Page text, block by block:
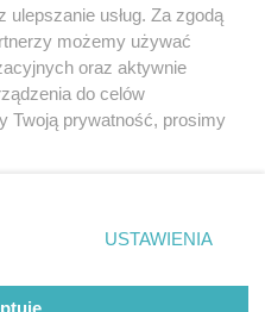
korzystania z portali
Skontakuj sięz nami
Kontakt
Wydawca
Redakcja
ulepszanie usług. Za zgodą
możemy używać
oraz aktywnie
do celów
Twoją prywatność, prosimy
dolnym rogu strony
danych nie wymagają
sprzeciwić się
będą miały
USTAWIENIA